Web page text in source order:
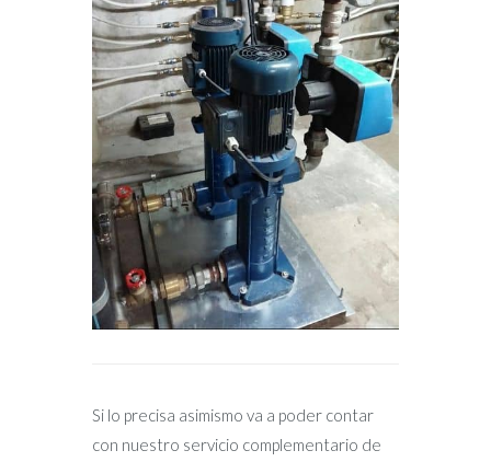
Si lo precisa asimismo va a poder contar
con nuestro servicio complementario de